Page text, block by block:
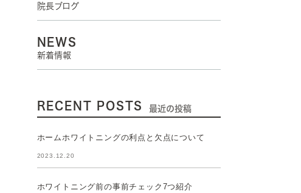
院長ブログ
NEWS
新着情報
RECENT POSTS 最近の投稿
ホームホワイトニングの利点と欠点について
2023.12.20
ホワイトニング前の事前チェック7つ紹介